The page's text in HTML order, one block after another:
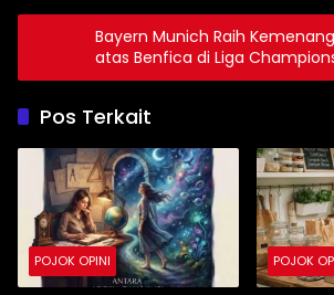
Bayern Munich Raih
atas Benfica di Liga
Pos Terkait
POJOK OPINI POJOK